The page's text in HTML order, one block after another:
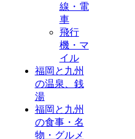
線・電
車
飛行
機・マ
イル
福岡と九州
の温泉、銭
湯
福岡と九州
の食事・名
物・グルメ